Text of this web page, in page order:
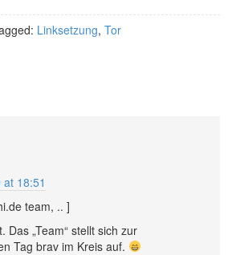
Linksetzung, Tor
18:51
team, .. ]
Das „Team“ stellt sich zur
Tag brav im Kreis auf.